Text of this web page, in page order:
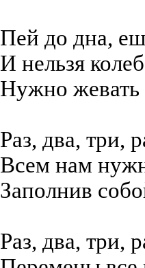
Пей до дна,
И нельзя
Нужно жевать
Раз, два, три,
Всем нам
Заполнив
Раз, два, три,